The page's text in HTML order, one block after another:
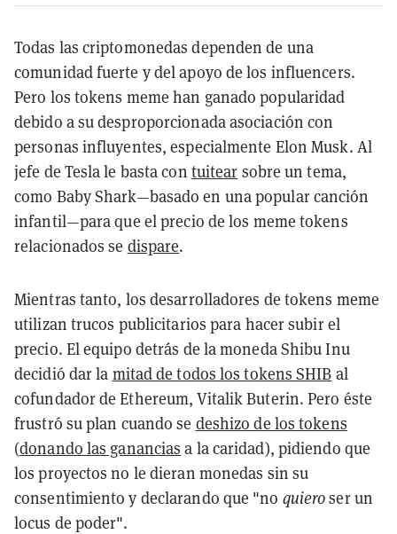
Todas las criptomonedas dependen de una
comunidad fuerte y del apoyo de los influencers.
Pero los tokens meme han ganado popularidad
debido a su desproporcionada asociación con
personas influyentes, especialmente Elon Musk. Al
jefe de Tesla le basta con tuitear sobre un tema,
como Baby Shark—basado en una popular canción
infantil—para que el precio de los meme tokens
relacionados se dispare.
Mientras tanto, los desarrolladores de tokens meme
utilizan trucos publicitarios para hacer subir el
precio. El equipo detrás de la moneda Shibu Inu
decidió dar la mitad de todos los tokens SHIB al
cofundador de Ethereum, Vitalik Buterin. Pero éste
frustró su plan cuando se deshizo de los tokens
(donando las ganancias a la caridad), pidiendo que
los proyectos no le dieran monedas sin su
consentimiento y declarando que "no quieroser un
locus de poder".